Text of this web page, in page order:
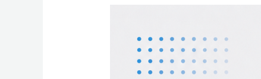
Periyodik
Kontrolü
Neden